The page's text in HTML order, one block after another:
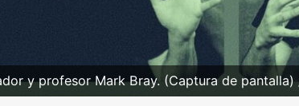
y profesor Mark Bray. (Captura de pantalla)